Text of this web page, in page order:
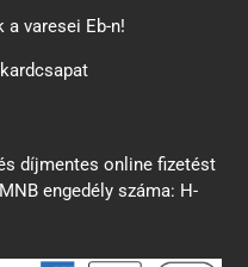
varesei Eb-n!
díjmentes online fizetést
engedély száma: H-